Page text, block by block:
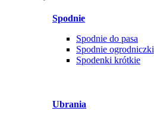
Spodnie
Spodnie do pasa
Spodnie ogrodniczki
Spodenki krótkie
Ubrania